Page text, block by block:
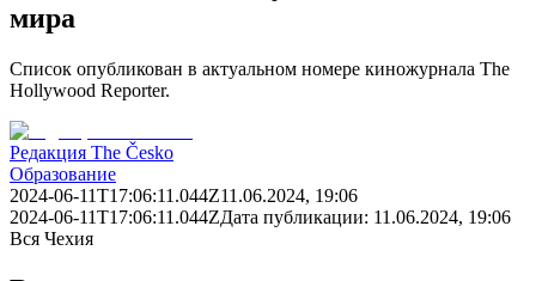
мира
Список опубликован в актуальном номере киножурнала The
Hollywood Reporter.
Редакция The Česko
Образование
2024-06-11T17:06:11.044Z11.06.2024, 19:06
2024-06-11T17:06:11.044ZДата публикации: 11.06.2024, 19:06
Вся Чехия